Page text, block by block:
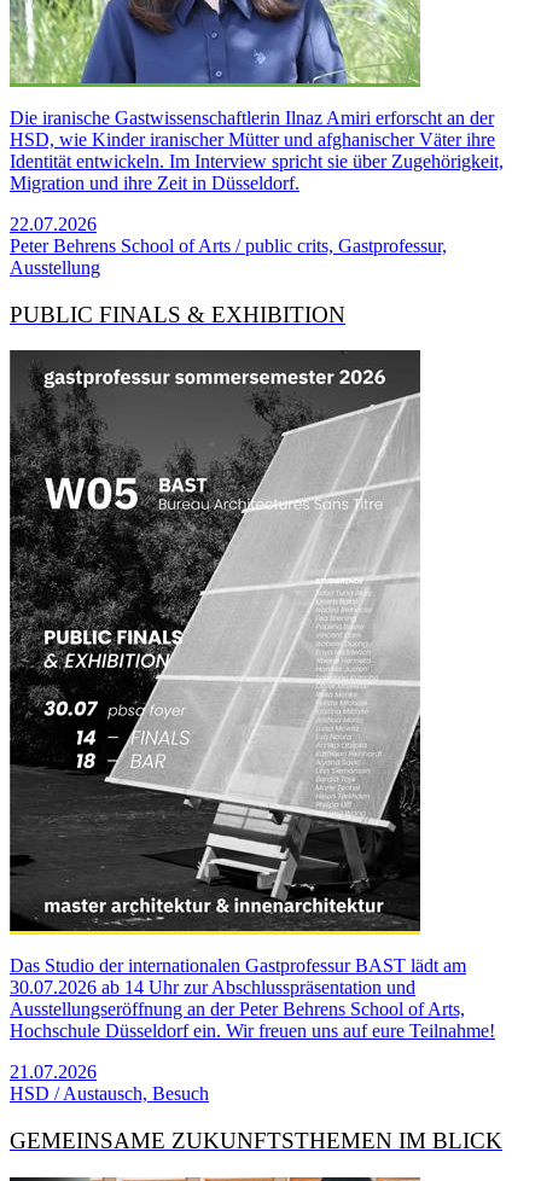
Die iranische Gastwissenschaftlerin Ilnaz Amiri erforscht an der
HSD, wie Kinder iranischer Mütter und afghanischer Väter ihre
Identität entwickeln. Im Interview spricht sie über Zugehörigkeit,
Migration und ihre Zeit in Düsseldorf.
22.07.2026
Peter Behrens School of Arts / public crits, Gastprofessur,
Ausstellung
PUBLIC FINALS & EXHIBITION
Das Studio der internationalen Gastprofessur BAST lädt am
30.07.2026 ab 14 Uhr zur Abschlusspräsentation und
Ausstellungseröffnung an der Peter Behrens School of Arts,
Hochschule Düsseldorf ein. Wir freuen uns auf eure Teilnahme!
21.07.2026
HSD / Austausch, Besuch
GEMEINSAME ZUKUNFTS­THEMEN IM BLICK